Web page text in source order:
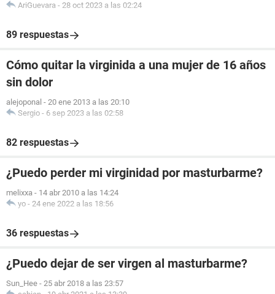
AriGuevara - 28 oct 2023 a las 02:24
89 respuestas
Cómo quitar la virginida a una mujer de 16 años
sin dolor
alejoponal - 20 ene 2013 a las 20:10
Sergio - 6 sep 2023 a las 02:58
82 respuestas
¿Puedo perder mi virginidad por masturbarme?
melixxa - 14 abr 2010 a las 14:24
yo - 24 ene 2022 a las 18:56
36 respuestas
¿Puedo dejar de ser virgen al masturbarme?
Sun_Hee - 25 abr 2018 a las 23:57